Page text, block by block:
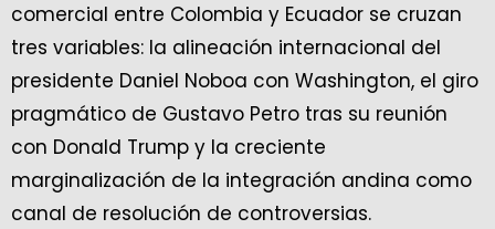
comercial entre Colombia y Ecuador se cruzan
tres variables: la alineación internacional del
presidente Daniel Noboa con Washington, el giro
pragmático de Gustavo Petro tras su reunión
con Donald Trump y la creciente
marginalización de la integración andina como
canal de resolución de controversias.